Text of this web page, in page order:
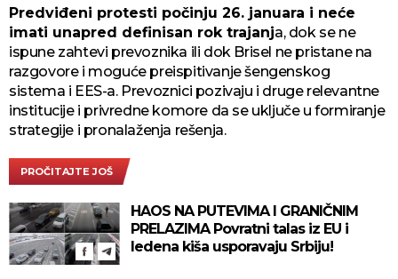
Predviđeni protesti počinju 26. januara i neće
imati unapred definisan rok trajanja, dok se ne
ispune zahtevi prevoznika ili dok Brisel ne pristane na
razgovore i moguće preispitivanje šengenskog
sistema i EES-a. Prevoznici pozivaju i druge relevantne
institucije i privredne komore da se uključe u formiranje
strategije i pronalaženja rešenja.
PROČITAJTE JOŠ
HAOS NA PUTEVIMA I GRANIČNIM
PRELAZIMA Povratni talas iz EU i
ledena kiša usporavaju Srbiju!